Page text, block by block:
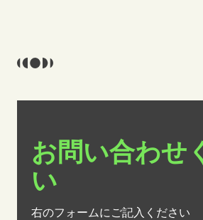
お問い合わせ
い
右のフォームにご記入ください